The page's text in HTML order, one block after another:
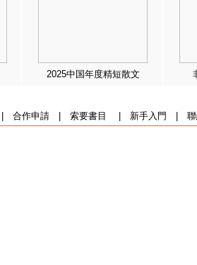
2025中国年度精短散文
合作申請| 索要書目 新手入門